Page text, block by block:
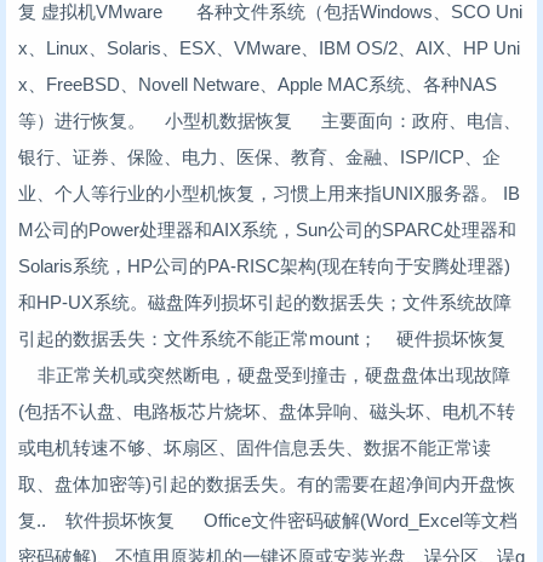
复 虚拟机VMware 各种文件系统（包括Windows、SCO Uni
x、Linux、Solaris、ESX、VMware、IBM OS/2、AIX、HP Uni
x、FreeBSD、Novell Netware、Apple MAC系统、各种NAS
等）进行恢复。 小型机数据恢复 主要面向：政府、电信、
银行、证券、保险、电力、医保、教育、金融、ISP/ICP、企
业、个人等行业的小型机恢复，习惯上用来指UNIX服务器。 IB
M公司的Power处理器和AIX系统，Sun公司的SPARC处理器和
Solaris系统，HP公司的PA-RISC架构(现在转向于安腾处理器)
和HP-UX系统。磁盘阵列损坏引起的数据丢失；文件系统故障
引起的数据丢失：文件系统不能正常mount； 硬件损坏恢复
非正常关机或突然断电，硬盘受到撞击，硬盘盘体出现故障
(包括不认盘、电路板芯片烧坏、盘体异响、磁头坏、电机不转
或电机转速不够、坏扇区、固件信息丢失、数据不能正常读
取、盘体加密等)引起的数据丢失。有的需要在超净间内开盘恢
复.. 软件损坏恢复 Office文件密码破解(Word_Excel等文档
密码破解)、不慎用原装机的一键还原或安装光盘、误分区、误g